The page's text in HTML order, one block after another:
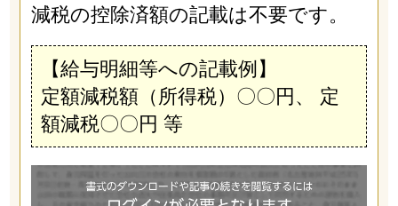
減税の控除済額の記載は不要です。
【給与明細等への記載例】
定額減税額（所得税）〇〇円、 定
額減税〇〇円 等